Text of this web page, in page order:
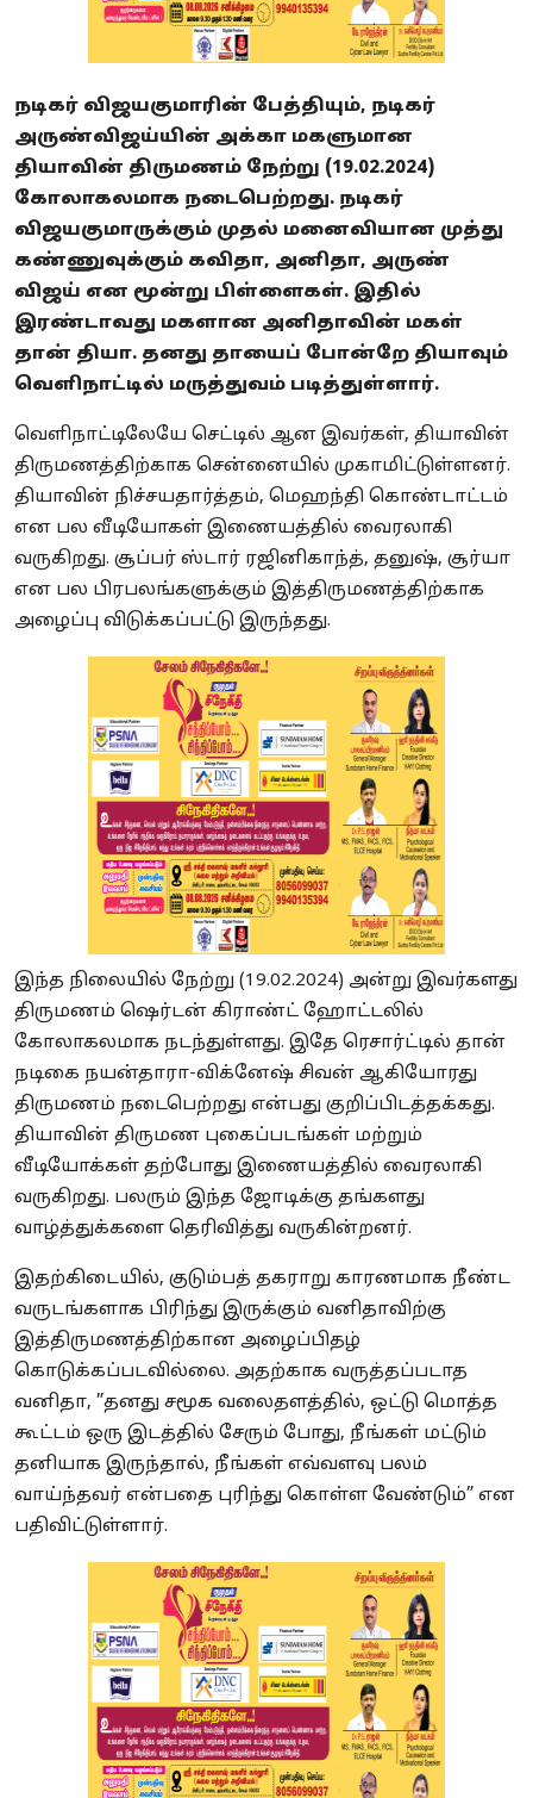
நடிகர் விஜயகுமாரின் பேத்தியும், நடிகர்
அருண்விஜய்யின் அக்கா மகளுமான
தியாவின் திருமணம் நேற்று (19.02.2024)
கோலாகலமாக நடைபெற்றது. நடிகர்
விஜயகுமாருக்கும் முதல் மனைவியான முத்து
கண்ணுவுக்கும் கவிதா, அனிதா, அருண்
விஜய் என மூன்று பிள்ளைகள். இதில்
இரண்டாவது மகளான அனிதாவின் மகள்
தான் தியா. தனது தாயைப் போன்றே தியாவும்
வெளிநாட்டில் மருத்துவம் படித்துள்ளார்.
வெளிநாட்டிலேயே செட்டில் ஆன இவர்கள், தியாவின்
திருமணத்திற்காக சென்னையில் முகாமிட்டுள்ளனர்.
தியாவின் நிச்சயதார்த்தம், மெஹந்தி கொண்டாட்டம்
என பல வீடியோகள் இணையத்தில் வைரலாகி
வருகிறது. சூப்பர் ஸ்டார் ரஜினிகாந்த், தனுஷ், சூர்யா
என பல பிரபலங்களுக்கும் இத்திருமணத்திற்காக
அழைப்பு விடுக்கப்பட்டு இருந்தது.
இந்த நிலையில் நேற்று (19.02.2024) அன்று இவர்களது
திருமணம் ஷெர்டன் கிராண்ட் ஹோட்டலில்
கோலாகலமாக நடந்துள்ளது. இதே ரெசார்ட்டில் தான்
நடிகை நயன்தாரா-விக்னேஷ் சிவன் ஆகியோரது
திருமணம் நடைபெற்றது என்பது குறிப்பிடத்தக்கது.
தியாவின் திருமண புகைப்படங்கள் மற்றும்
வீடியோக்கள் தற்போது இணையத்தில் வைரலாகி
வருகிறது. பலரும் இந்த ஜோடிக்கு தங்களது
வாழ்த்துக்களை தெரிவித்து வருகின்றனர்.
இதற்கிடையில், குடும்பத் தகராறு காரணமாக நீண்ட
வருடங்களாக பிரிந்து இருக்கும் வனிதாவிற்கு
இத்திருமணத்திற்கான அழைப்பிதழ்
கொடுக்கப்படவில்லை. அதற்காக வருத்தப்படாத
வனிதா, ”தனது சமூக வலைதளத்தில், ஒட்டு மொத்த
கூட்டம் ஒரு இடத்தில் சேரும் போது, நீங்கள் மட்டும்
தனியாக இருந்தால், நீங்கள் எவ்வளவு பலம்
வாய்ந்தவர் என்பதை புரிந்து கொள்ள வேண்டும்” என
பதிவிட்டுள்ளார்.